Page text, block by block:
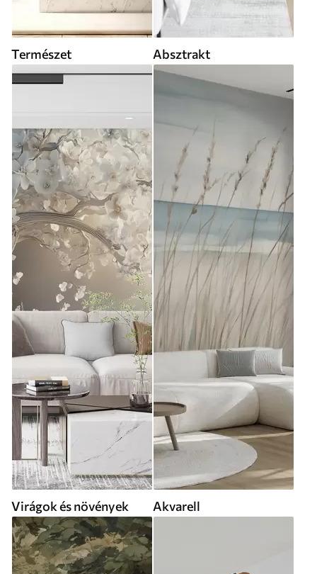
Természet Absztrakt
Virágok és növények Akvarell